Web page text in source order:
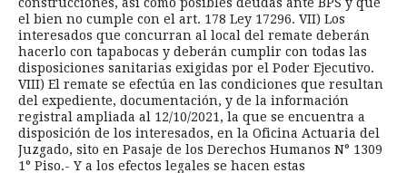
el bien no cumple con el art. 178 Ley 17296. VII) Los
interesados que concurran al local del remate deberán
hacerlo con tapabocas y deberán cumplir con todas las
disposiciones sanitarias exigidas por el Poder Ejecutivo.
VIII) El remate se efectúa en las condiciones que resultan
del expediente, documentación, y de la información
registral ampliada al 12/10/2021, la que se encuentra a
disposición de los interesados, en la Oficina Actuaria del
Juzgado, sito en Pasaje de los Derechos Humanos N° 1309
1° Piso.- Y a los efectos legales se hacen estas